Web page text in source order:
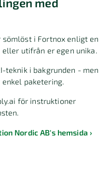
i Fortnox enligt en
utifrån er egen unika.
teknik i bakgrunden - men
paketering.
för instruktioner
Nordic AB's hemsida